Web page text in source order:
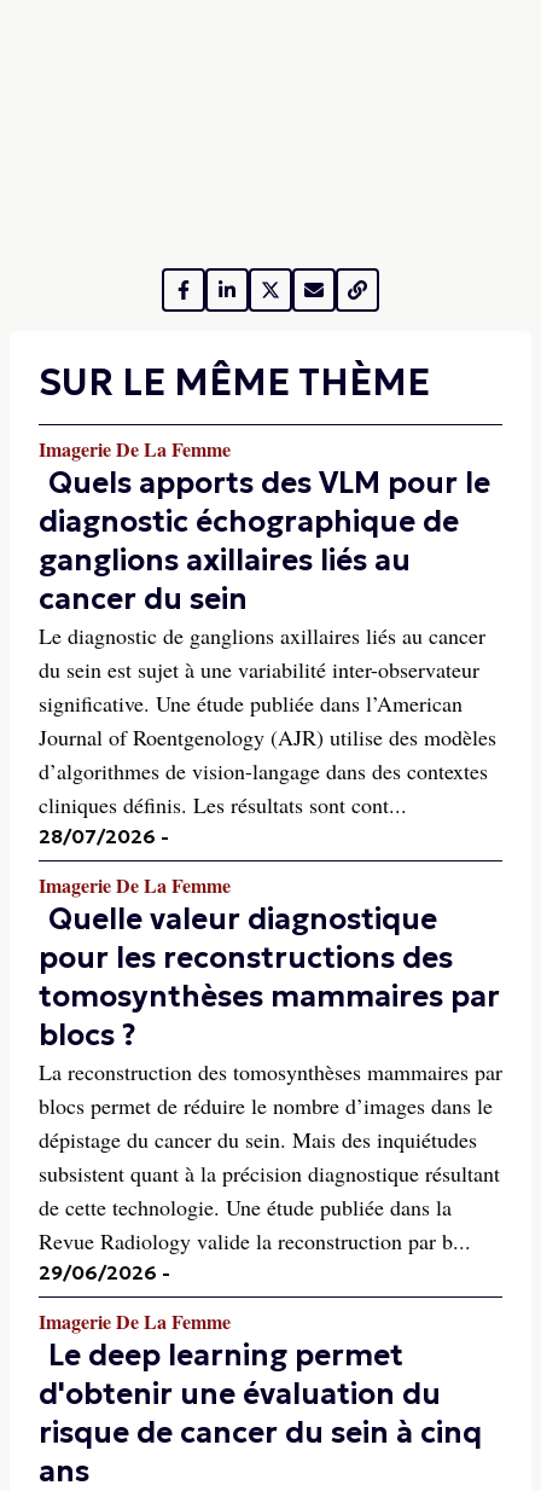
SUR LE MÊME THÈME
Imagerie De La Femme
Quels apports des VLM pour le
diagnostic échographique de
ganglions axillaires liés au
cancer du sein
Le diagnostic de ganglions axillaires liés au cancer
du sein est sujet à une variabilité inter-observateur
significative. Une étude publiée dans l’American
Journal of Roentgenology (AJR) utilise des modèles
d’algorithmes de vision-langage dans des contextes
cliniques définis. Les résultats sont cont...
28/07/2026 -
Imagerie De La Femme
Quelle valeur diagnostique
pour les reconstructions des
tomosynthèses mammaires par
blocs ?
La reconstruction des tomosynthèses mammaires par
blocs permet de réduire le nombre d’images dans le
dépistage du cancer du sein. Mais des inquiétudes
subsistent quant à la précision diagnostique résultant
de cette technologie. Une étude publiée dans la
Revue Radiology valide la reconstruction par b...
29/06/2026 -
Imagerie De La Femme
Le deep learning permet
d'obtenir une évaluation du
risque de cancer du sein à cinq
ans